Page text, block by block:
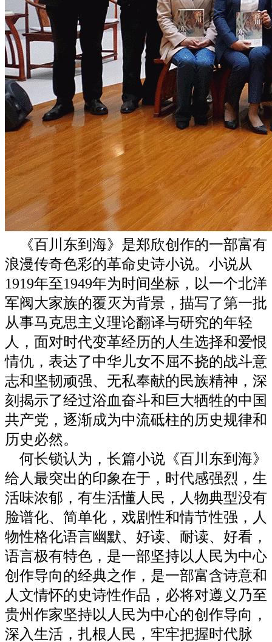
《百川东到海》是郑欣创作的一部富有
浪漫传奇色彩的革命史诗小说。小说从
1919年至1949年为时间坐标，以一个北洋
军阀大家族的覆灭为背景，描写了第一批
从事马克思主义理论翻译与研究的年轻
人，面对时代变革经历的人生选择和爱恨
情仇，表达了中华儿女不屈不挠的战斗意
志和坚韧顽强、无私奉献的民族精神，深
刻揭示了经过浴血奋斗和巨大牺牲的中国
共产党，逐渐成为中流砥柱的历史规律和
历史必然。
何长锁认为，长篇小说《百川东到海》
给人最突出的印象在于，时代感强烈，生
活味浓郁，有生活懂人民，人物典型没有
脸谱化、简单化，戏剧性和情节性强，人
物性格化语言幽默、好读、耐读、好看，
语言极有特色，是一部坚持以人民为中心
创作导向的经典之作，是一部富含诗意和
人文情怀的史诗性作品，必将对遵义乃至
贵州作家坚持以人民为中心的创作导向，
深入生活，扎根人民，牢牢把握时代脉